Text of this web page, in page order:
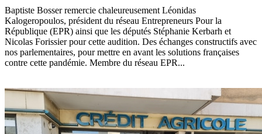
Baptiste Bosser remercie chaleureusement Léonidas
Kalogeropoulos, président du réseau Entrepreneurs Pour la
République (EPR) ainsi que les députés Stéphanie Kerbarh et
Nicolas Forissier pour cette audition. Des échanges constructifs avec
nos parlementaires, pour mettre en avant les solutions françaises
contre cette pandémie. Membre du réseau EPR...